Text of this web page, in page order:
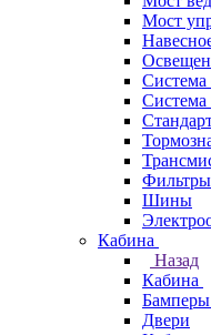
Мост
Система
Система
Фильтры
Шины
Кабина
Назад
Кабина
Двери